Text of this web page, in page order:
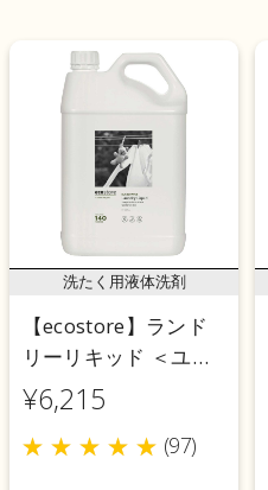
洗たく用液体洗剤
【ecostore】ランド
リーリキッド ＜ユー
カリ＞ 5L
¥6,215
(97)